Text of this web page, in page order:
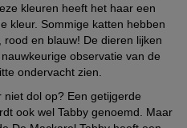
kleuren heeft het haar een
kleur. Sommige katten hebben
en blauw! De dieren lijken
observatie van de
ondervacht zien.
niet dol op? Een getijgerde
ook wel Tabby genoemd. Maar